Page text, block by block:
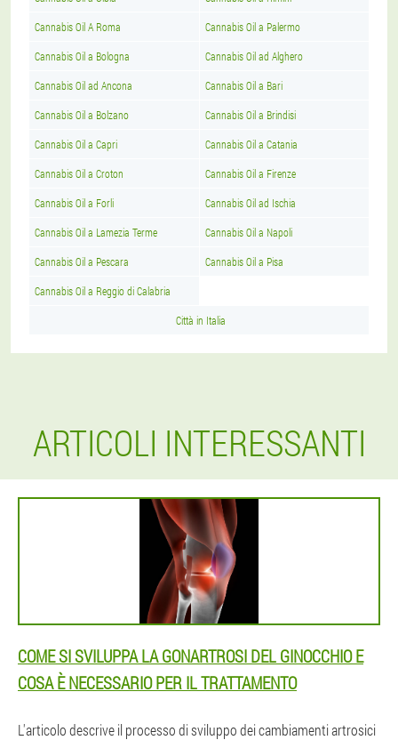
Cannabis Oil A Roma Cannabis Oil a Palermo
Cannabis Oil a Bologna Cannabis Oil ad Alghero
Cannabis Oil ad Ancona Cannabis Oil a Bari
Cannabis Oil a Bolzano Cannabis Oil a Brindisi
Cannabis Oil a Capri Cannabis Oil a Catania
Cannabis Oil a Croton Cannabis Oil a Firenze
Cannabis Oil a Forli Cannabis Oil ad Ischia
Cannabis Oil a Lamezia Terme Cannabis Oil a Napoli
Cannabis Oil a Pescara Cannabis Oil a Pisa
Cannabis Oil a Reggio di Calabria
Città in Italia
ARTICOLI INTERESSANTI
COME SI SVILUPPA LA GONARTROSI DEL GINOCCHIO E
COSA È NECESSARIO PER IL TRATTAMENTO
L'articolo descrive il processo di sviluppo dei cambiamenti artrosici